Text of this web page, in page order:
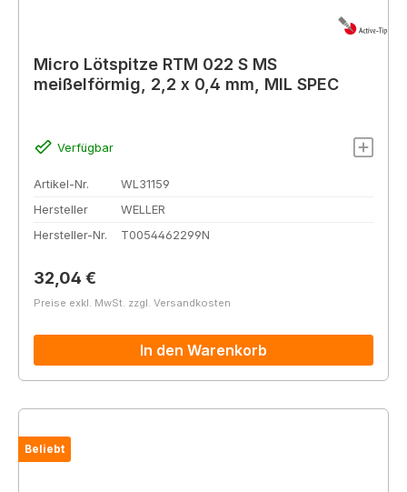
Micro Lötspitze RTM 022 S MS
meißelförmig, 2,2 x 0,4 mm, MIL SPEC
Verfügbar
Artikel-Nr.
WL31159
Hersteller
WELLER
Hersteller-Nr.
T0054462299N
Regulärer Preis:
32,04 €
Preise exkl. MwSt. zzgl. Versandkosten
In den Warenkorb
Beliebt